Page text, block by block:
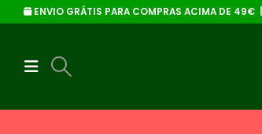
ENVIO GRÁTIS PARA COMPRAS ACIMA DE 49€ |